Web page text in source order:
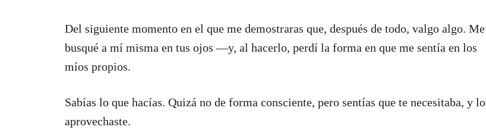
Del siguiente momento en el que me demostraras que, después de todo, valgo algo. Me
busqué a mí misma en tus ojos —y, al hacerlo, perdí la forma en que me sentía en los
míos propios.
Sabías lo que hacías. Quizá no de forma consciente, pero sentías que te necesitaba, y lo
aprovechaste.